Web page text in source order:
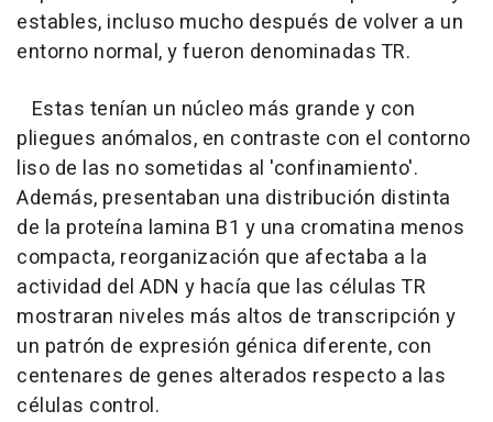
estables, incluso mucho después de volver a un
entorno normal, y fueron denominadas TR.
Estas tenían un núcleo más grande y con
pliegues anómalos, en contraste con el contorno
liso de las no sometidas al 'confinamiento'.
Además, presentaban una distribución distinta
de la proteína lamina B1 y una cromatina menos
compacta, reorganización que afectaba a la
actividad del ADN y hacía que las células TR
mostraran niveles más altos de transcripción y
un patrón de expresión génica diferente, con
centenares de genes alterados respecto a las
células control.